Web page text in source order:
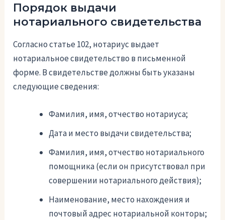
Порядок выдачи
нотариального свидетельства
Согласно статье 102, нотариус выдает
нотариальное свидетельство в письменной
форме. В свидетельстве должны быть указаны
следующие сведения:
Фамилия, имя, отчество нотариуса;
Дата и место выдачи свидетельства;
Фамилия, имя, отчество нотариального
помощника (если он присутствовал при
совершении нотариального действия);
Наименование, место нахождения и
почтовый адрес нотариальной конторы;